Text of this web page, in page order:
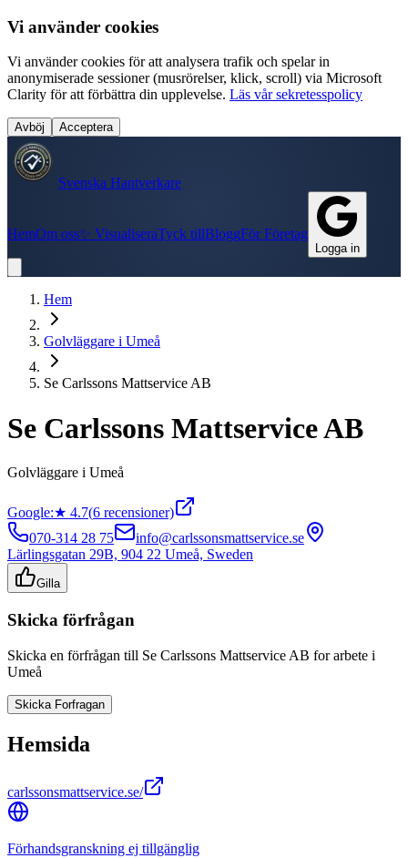
Vi använder cookies
Vi använder cookies för att analysera trafik och spelar in
anonymiserade sessioner (musrörelser, klick, scroll) via Microsoft
Clarity för att förbättra din upplevelse. Läs vår sekretesspolicy
Avböj Acceptera
Svenska Hantverkare
HemOm oss✨ VisualiseraTyck tillBloggFör Företag
Logga in
Hem
Golvläggare i Umeå
Se Carlssons Mattservice AB
Se Carlssons Mattservice AB
Golvläggare i Umeå
Google:★ 4.7(6 recensioner)
070-314 28 75
info@carlssonsmattservice.se
Lärlingsgatan 29B, 904 22 Umeå, Sweden
Gilla
Skicka förfrågan
Skicka en förfrågan till Se Carlssons Mattservice AB for arbete i
Umeå
Skicka Forfragan
Hemsida
carlssonsmattservice.se/
Förhandsgranskning ej tillgänglig